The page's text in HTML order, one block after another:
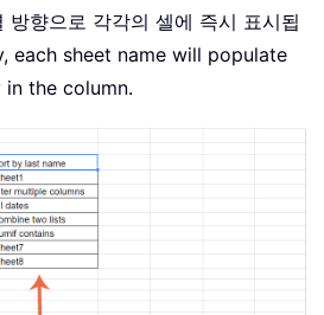
방향으로 각각의 셀에 즉시 표시됩
each sheet name will populate
the column.